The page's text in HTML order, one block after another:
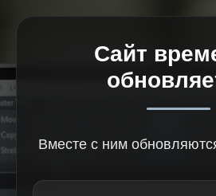
Сайт
Вместе с ним